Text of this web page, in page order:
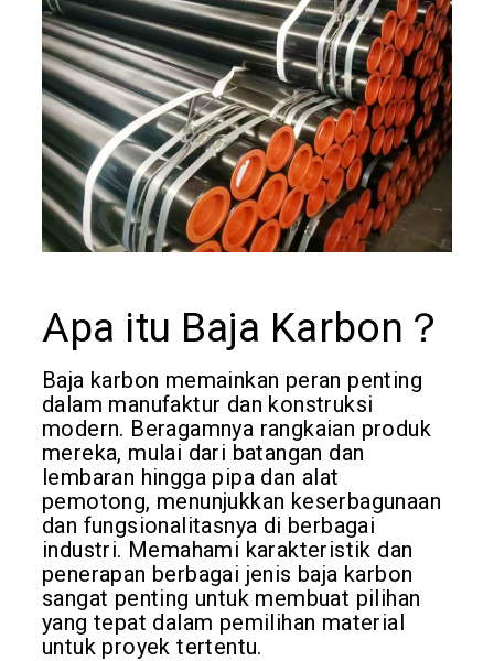
Apa itu Baja Karbon？
Baja karbon memainkan peran penting
dalam manufaktur dan konstruksi
modern. Beragamnya rangkaian produk
mereka, mulai dari batangan dan
lembaran hingga pipa dan alat
pemotong, menunjukkan keserbagunaan
dan fungsionalitasnya di berbagai
industri. Memahami karakteristik dan
penerapan berbagai jenis baja karbon
sangat penting untuk membuat pilihan
yang tepat dalam pemilihan material
untuk proyek tertentu.